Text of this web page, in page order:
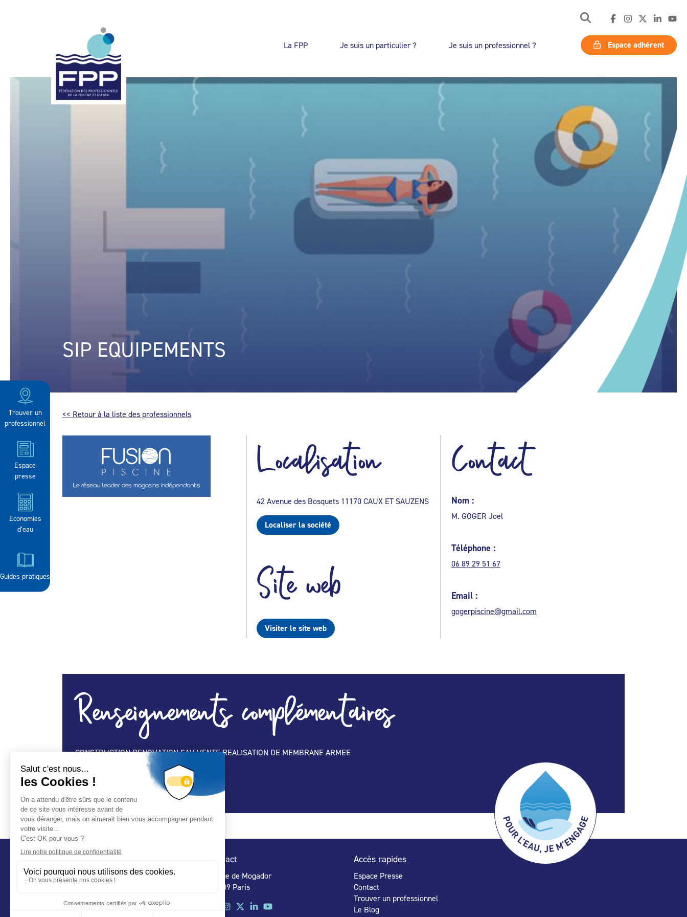
La FPP Je suis un particulier ? Je suis un professionnel ? Espace adhérent
Trouver un
professionnel
Espace
presse
Economies
d’eau
Guides pratiques
SIP EQUIPEMENTS
<< Retour à la liste des professionnels
Localisation
42 Avenue des Bosquets 11170 CAUX ET SAUZENS
Localiser la société
Site web
Visiter le site web
Contact
Nom :
M. GOGER Joel
Téléphone :
06 89 29 51 67
Email :
gogerpiscine@gmail.com
Renseignements complémentaires
CONSTRUCTION RENOVATION SAV VENTE REALISATION DE MEMBRANE ARMEE
Spécialité Construction :
Oui
Spécialité Entretien Maintenance :
Contact
32 rue de Mogador
75 009 Paris
Accès rapides
Espace Presse
Contact
Trouver un professionnel
Le Blog